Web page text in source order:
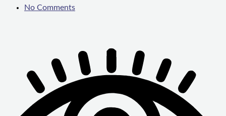
No Comments